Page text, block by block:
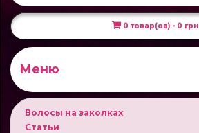
0 товар(ов) - 0 грн
Меню
Волосы на заколках
Статьи